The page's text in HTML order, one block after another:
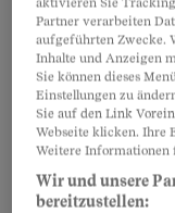
aktivieren Sie
Partner verarbeiten
aufgeführten Zwecke.
Inhalte und Anzeigen
Sie können dieses
Einstellungen zu
Sie auf den Link
Webseite klicken. Ihre
Weitere Informationen
Wir und unsere
bereitzustellen: